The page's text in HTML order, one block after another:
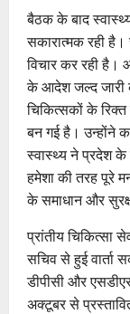
बैठक के बाद
सकारात्मक रही है।
विचार कर रही है।
के आदेश जल्द जारी
चिकित्सकों के
बन गई है। उन्होंने
स्वास्थ्य ने प्रदेश
हमेशा की तरह पूरे
के समाधान और
प्रांतीय चिकित्सा
सचिव से हुई वार्ता
डीपीसी और
अक्टूबर से